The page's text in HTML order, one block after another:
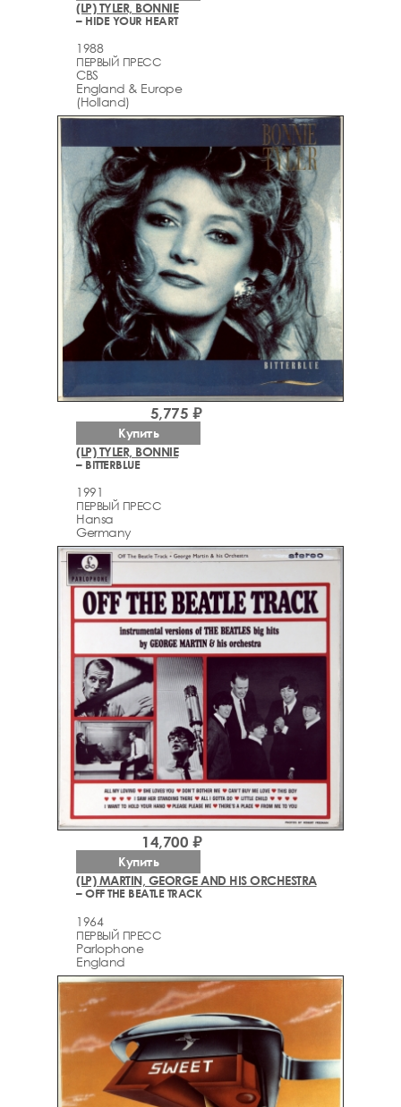
(LP) TYLER, BONNIE
– HIDE YOUR HEART
1988
ПЕРВЫЙ ПРЕСС
CBS
England & Europe
(Holland)
(LP) TYLER, BONNIE
– BITTERBLUE
1991
ПЕРВЫЙ ПРЕСС
Hansa
Germany
5,775 ₽
Купить
(LP) MARTIN, GEORGE AND HIS ORCHESTRA
– OFF THE BEATLE TRACK
1964
ПЕРВЫЙ ПРЕСС
Parlophone
England
14,700 ₽
Купить